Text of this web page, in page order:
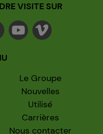
VISITE SUR
Le Groupe
Nouvelles
Utilisé
Carrières
Nous contacter